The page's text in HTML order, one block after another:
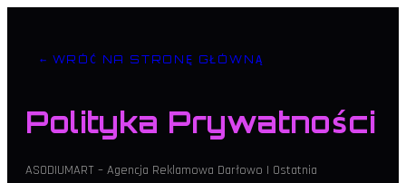
← WRÓĆ NA STRONĘ GŁÓWNĄ
Polityka Prywatności
ASODIUMART – Agencja Reklamowa Darłowo | Ostatnia